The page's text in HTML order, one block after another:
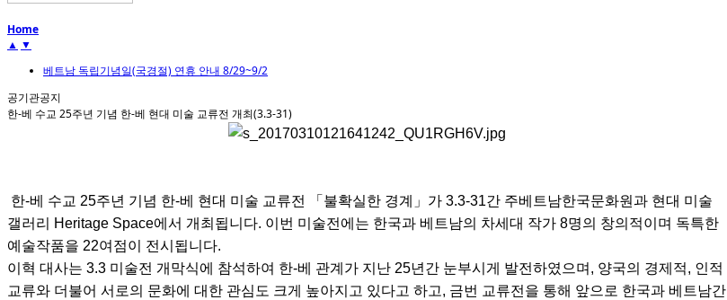
Home
▲ ▼
베트남 독립기념일(국경절) 연휴 안내 8/29~9/2
공기관공지
한-베 수교 25주년 기념 한-베 현대 미술 교류전 개최(3.3-31)
한-베 수교 25주년 기념 한-베 현대 미술 교류전 「불확실한 경계」가 3.3-31간 주베트남한국문화원과 현대 미술
갤러리 Heritage Space에서 개최됩니다. 이번 미술전에는 한국과 베트남의 차세대 작가 8명의 창의적이며 독특한
예술작품을 22여점이 전시됩니다.
이혁 대사는 3.3 미술전 개막식에 참석하여 한-베 관계가 지난 25년간 눈부시게 발전하였으며, 양국의 경제적, 인적
교류와 더불어 서로의 문화에 대한 관심도 크게 높아지고 있다고 하고, 금번 교류전을 통해 앞으로 한국과 베트남간